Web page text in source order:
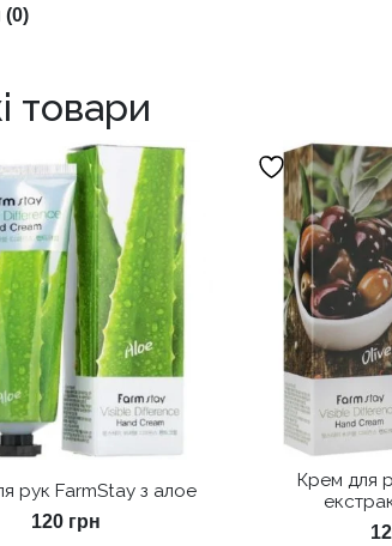
(0)
товари
рук FarmStay з алое
120 грн
Крем для